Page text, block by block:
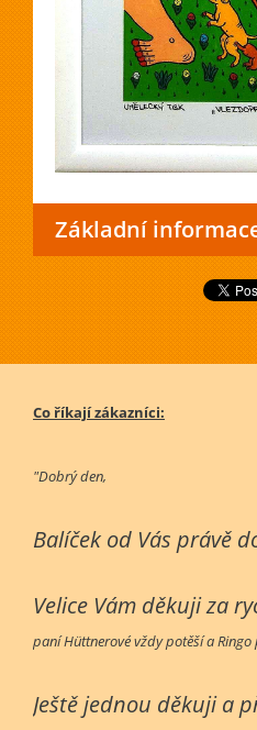
Základní
Co říkají zákazníci:
"Dobrý den,
Balíček od Vás právě
Velice Vám děkuji za
paní Hüttnerové vždy potěší a Ringo
Ještě jednou děkuji a